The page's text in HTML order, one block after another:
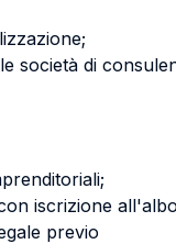
società di
iscrizione
previo